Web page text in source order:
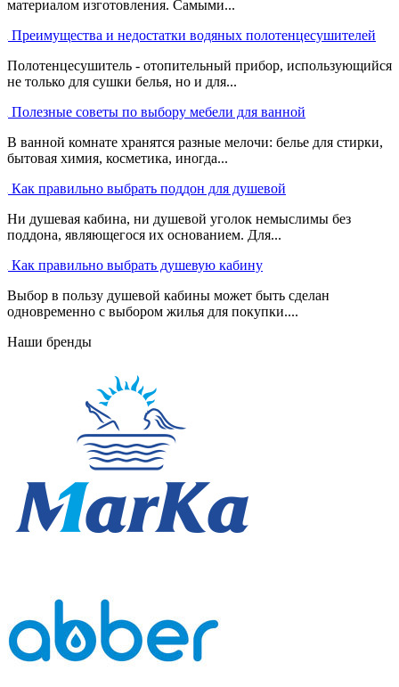
материалом изготовления. Самыми...
Преимущества и недостатки водяных полотенцесушителей
Полотенцесушитель - отопительный прибор, использующийся
не только для сушки белья, но и для...
Полезные советы по выбору мебели для ванной
В ванной комнате хранятся разные мелочи: белье для стирки,
бытовая химия, косметика, иногда...
Как правильно выбрать поддон для душевой
Ни душевая кабина, ни душевой уголок немыслимы без
поддона, являющегося их основанием. Для...
Как правильно выбрать душевую кабину
Выбор в пользу душевой кабины может быть сделан
одновременно с выбором жилья для покупки....
Наши бренды